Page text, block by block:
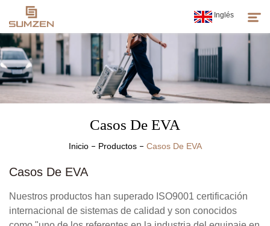
Productos
Espíritu De Sumzen
Inglés
Casos De EVA
Inicio Productos Casos De EVA
Casos De EVA
Nuestros productos han superado ISO9001 certificación
internacional de sistemas de calidad y son conocidos